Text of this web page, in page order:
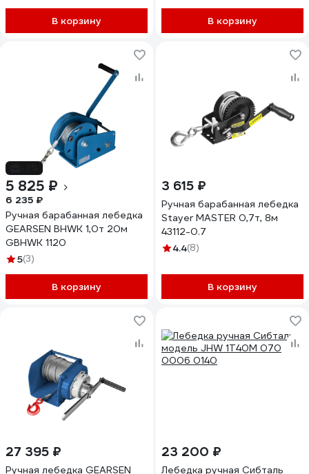
В корзину В корзину
5 825 ₽
6 235 ₽
Ручная барабанная лебедка
GEARSEN BHWK 1,0т 20м
GBHWK 1120
5(3)
В корзину
3 615 ₽
Ручная барабанная лебедка
Stayer MASTER 0,7т, 8м
43112-0.7
4.4(8)
В корзину
27 395 ₽
Ручная лебедка GEARSEN
23 200 ₽
Лебедка ручная Сибталь